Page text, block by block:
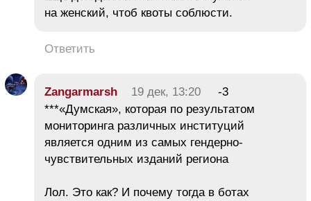
на женский, чтоб квоты соблюсти.
Ответить
Zangarmarsh 19 дек, 13:20
-3
***«Думская», которая по результатом
мониторинга различных институций
является одним из самых гендерно-
чувствительных изданий региона
Лол. Это как? И почему тогда в ботах